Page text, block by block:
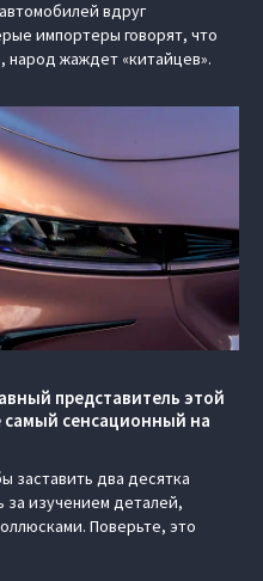
вдруг
импортеры говорят, что
народ жаждет «китайцев».
представитель этой
сенсационный на
заставить два десятка
за изучением деталей,
Поверьте, это